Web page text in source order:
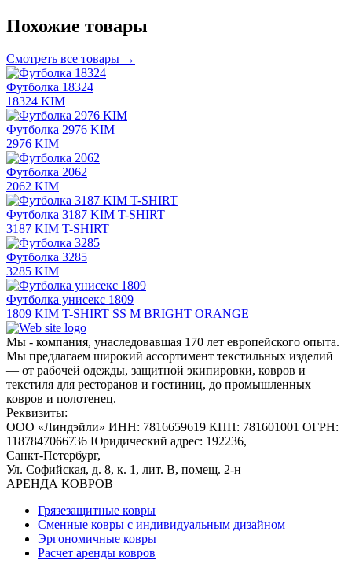
Похожие товары
Смотреть все товары →
Футболка 18324
18324 KIM
Футболка 2976 KIM
2976 KIM
Футболка 2062
2062 KIM
Футболка 3187 KIM T-SHIRT
3187 KIM T-SHIRT
Футболка 3285
3285 KIM
Футболка унисекс 1809
1809 KIM T-SHIRT SS M BRIGHT ORANGE
Мы - компания, унаследовавшая 170 лет европейского опыта.
Мы предлагаем широкий ассортимент текстильных изделий
— от рабочей одежды, защитной экипировки, ковров и
текстиля для ресторанов и гостиниц, до промышленных
ковров и полотенец.
Реквизиты:
ООО «Линдэйли» ИНН: 7816659619 КПП: 781601001 ОГРН:
1187847066736 Юридический адрес: 192236,
Санкт-Петербург,
Ул. Софийская, д. 8, к. 1, лит. В, помещ. 2-н
АРЕНДА КОВРОВ
Грязезащитные ковры
Сменные ковры с индивидуальным дизайном
Эргономичные ковры
Расчет аренды ковров